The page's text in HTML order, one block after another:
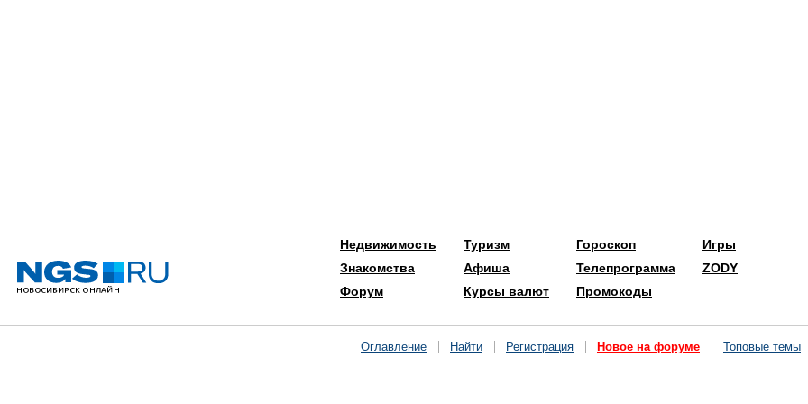
Недвижимость
Знакомства
Форум
Туризм
Афиша
Курсы валют
Гороскоп
Телепрограмма
Промокоды
Игры
ZODY
Оглавление Найти Регистрация Новое на форуме Топовые темы